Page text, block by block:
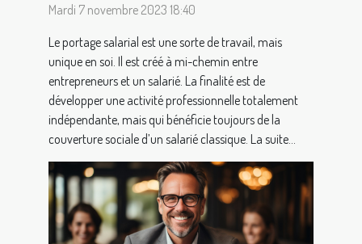
Mardi 7 novembre 2023 18:40
Le portage salarial est une sorte de travail, mais
unique en soi. Il est créé à mi-chemin entre
entrepreneurs et un salarié. La finalité est de
développer une activité professionnelle totalement
indépendante, mais qui bénéficie toujours de la
couverture sociale d’un salarié classique. La suite...